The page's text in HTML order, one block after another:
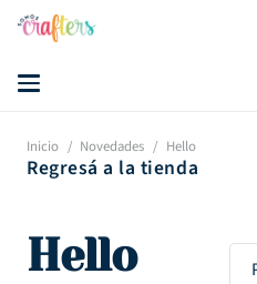
Inicio / Novedades / Hello
Regresá a la tienda
Hello